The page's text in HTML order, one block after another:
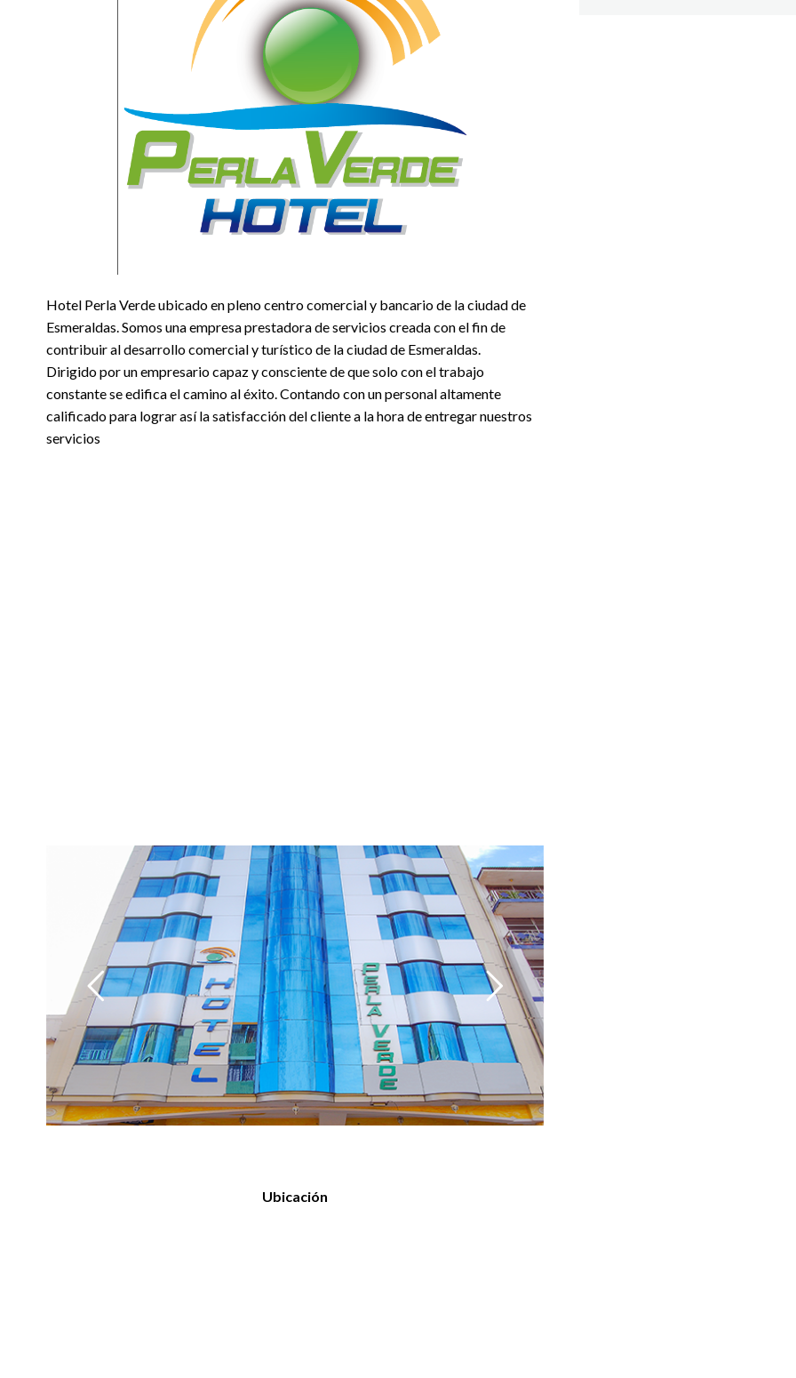
Hotel Perla Verde ubicado en pleno centro comercial y bancario de la ciudad de
Esmeraldas. Somos una empresa prestadora de servicios creada con el fin de
contribuir al desarrollo comercial y turístico de la ciudad de Esmeraldas.
Dirigido por un empresario capaz y consciente de que solo con el trabajo
constante se edifica el camino al éxito. Contando con un personal altamente
calificado para lograr así la satisfacción del cliente a la hora de entregar nuestros
servicios
Ubicación